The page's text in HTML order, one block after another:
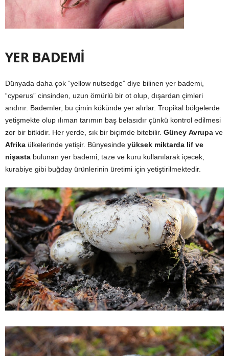
YER BADEMİ
Dünyada daha çok “yellow nutsedge” diye bilinen yer bademi,
“cyperus” cinsinden, uzun ömürlü bir ot olup, dışardan çimleri
andırır. Bademler, bu çimin kökünde yer alırlar. Tropikal bölgelerde
yetişmekte olup ılıman tarımın baş belasıdır çünkü kontrol edilmesi
zor bir bitkidir. Her yerde, sık bir biçimde bitebilir. Güney Avrupa ve
Afrika ülkelerinde yetişir. Bünyesinde yüksek miktarda lif ve
nişasta bulunan yer bademi, taze ve kuru kullanılarak içecek,
kurabiye gibi buğday ürünlerinin üretimi için yetiştirilmektedir.